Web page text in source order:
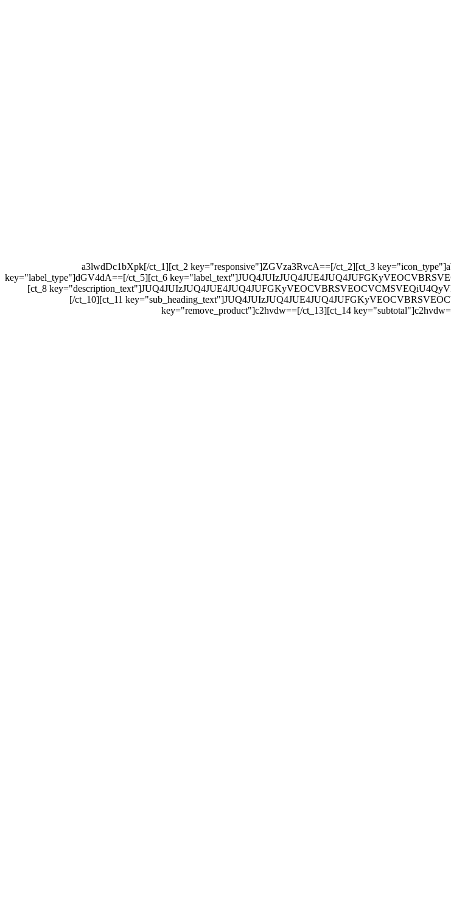
[ct_1 key="key"]a3lwdDc1bXpk[/ct_1][ct_2 key="responsive"]ZGVza3RvcA==[/ct_2][ct_3
key="label_type"]dGV4dA==[/ct_5][ct_6
[ct_8
[/ct_10][ct_11
key="remove_product"]c2hvdw==[/ct_13][ct_14